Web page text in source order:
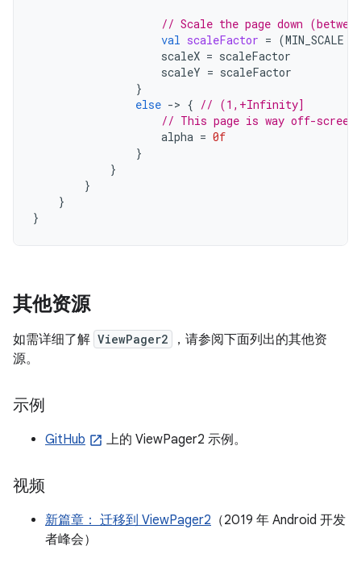
// Scale the page down
val scaleFactor = (MIN_SCALE
scaleX = scaleFactor
scaleY = scaleFactor
}
else -> { // (1,+Infinity]
// This page is way off-
alpha = 0f
}
}
}
}
}
其他资源
如需详细了解 ViewPager2
，请参阅下面列出的其他资
源。
示例
GitHub 上的 ViewPager2 示例。
视频
新篇章： 迁移到 ViewPager2 （2019 年 Android 开发
者峰会）